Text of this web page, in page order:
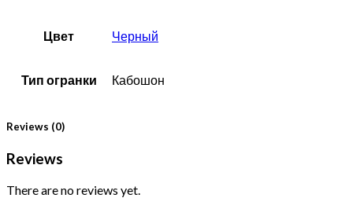
Цвет Черный
Тип огранки Кабошон
Reviews (0)
Reviews
There are no reviews yet.